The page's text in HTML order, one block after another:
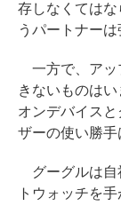
存しなくては
うパートナーは
一方で、アッ
きないものは
オンデバイス
ザーの使い勝手
グーグルは自
トウォッチを